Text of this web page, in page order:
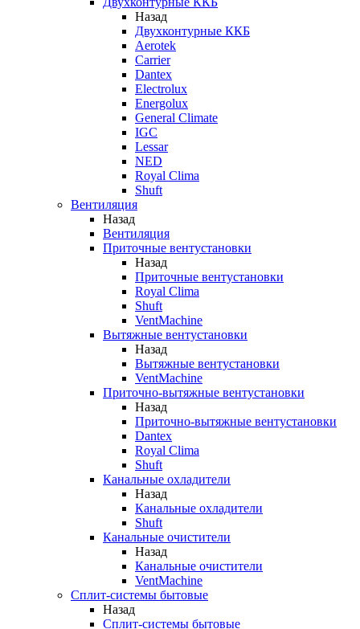
Назад
Двухконтурные ККБ
Aerotek
Carrier
Dantex
Electrolux
Energolux
General Climate
IGC
Lessar
NED
Royal Clima
Shuft
Вентиляция
Назад
Вентиляция
Приточные вентустановки
Назад
Приточные вентустановки
Royal Clima
Shuft
VentMachine
Вытяжные вентустановки
Назад
Вытяжные вентустановки
VentMachine
Приточно-вытяжные вентустановки
Назад
Приточно-вытяжные вентустановки
Dantex
Royal Clima
Shuft
Канальные охладители
Назад
Канальные охладители
Shuft
Канальные очистители
Назад
Канальные очистители
VentMachine
Сплит-системы бытовые
Назад
Сплит-системы бытовые